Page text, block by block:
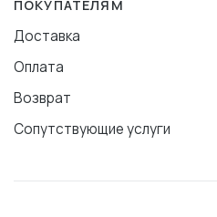
ПОКУПАТЕЛЯМ
Доставка
Оплата
Возврат
Сопутствующие услуги